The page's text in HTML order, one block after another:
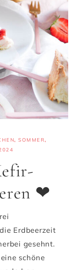
, SOMMER,
❤
Erdbeerzeit
gesehnt.
schöne